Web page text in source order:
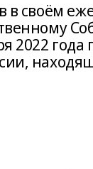
в своём
2022 года